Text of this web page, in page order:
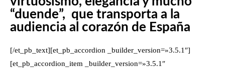
“duende”, que transporta a la
audiencia al corazón de España
[/et_pb_text][et_pb_accordion _builder_version=»3.5.1″]
[et_pb_accordion_item _builder_version=»3.5.1″